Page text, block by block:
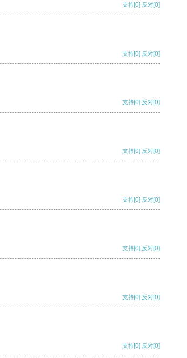
支持[0] 反对[0]
支持[0] 反对[0]
支持[0] 反对[0]
支持[0] 反对[0]
支持[0] 反对[0]
支持[0] 反对[0]
支持[0] 反对[0]
支持[0] 反对[0]